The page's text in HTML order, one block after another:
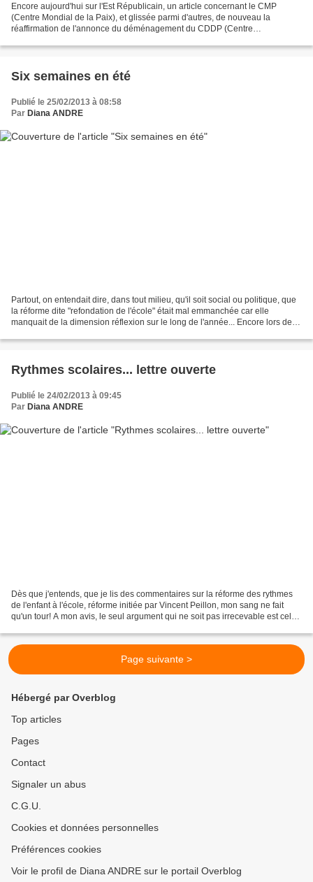
Encore aujourd'hui sur l'Est Républicain, un article concernant le CMP
(Centre Mondial de la Paix), et glissée parmi d'autres, de nouveau la
réaffirmation de l'annonce du déménagement du CDDP (Centre
Six semaines en été
Publié le 25/02/2013 à 08:58
Par Diana ANDRE
Partout, on entendait dire, dans tout milieu, qu'il soit social ou politique, que
la réforme dite "refondation de l'école" était mal emmanchée car elle
manquait de la dimension réflexion sur le long de l'année... Encore lors de la
Rythmes scolaires... lettre ouverte
Publié le 24/02/2013 à 09:45
Par Diana ANDRE
Dès que j'entends, que je lis des commentaires sur la réforme des rythmes
de l'enfant à l'école, réforme initiée par Vincent Peillon, mon sang ne fait
qu'un tour! A mon avis, le seul argument qui ne soit pas irrecevable est celui
Page suivante >
Hébergé par Overblog
Top articles
Pages
Contact
Signaler un abus
C.G.U.
Cookies et données personnelles
Préférences cookies
Voir le profil de Diana ANDRE sur le portail Overblog